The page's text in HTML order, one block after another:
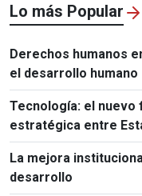
Lo más Popular
Derechos humanos
el desarrollo humano
Tecnología: el
estratégica entre
La mejora
desarrollo